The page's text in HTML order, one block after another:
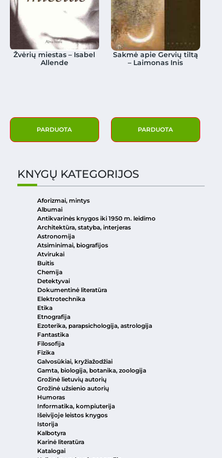
Žvėrių miestas – Isabel
Allende
PARDUOTA
Sakmė apie Gervių tiltą
– Laimonas Inis
PARDUOTA
KNYGŲ KATEGORIJOS
Aforizmai, mintys
Albumai
Antikvarinės knygos iki 1950 m. leidimo
Architektūra, statyba, interjeras
Astronomija
Atsiminimai, biografijos
Atvirukai
Buitis
Chemija
Detektyvai
Dokumentinė literatūra
Elektrotechnika
Etika
Etnografija
Ezoterika, parapsichologija, astrologija
Fantastika
Filosofija
Fizika
Galvosūkiai, kryžiažodžiai
Gamta, biologija, botanika, zoologija
Grožinė lietuvių autorių
Grožinė užsienio autorių
Humoras
Informatika, kompiuterija
Išeivijoje leistos knygos
Istorija
Kalbotyra
Karinė literatūra
Katalogai